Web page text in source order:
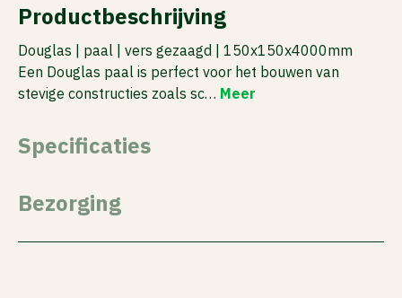
Productbeschrijving
Douglas | paal | vers gezaagd | 150x150x4000mm
Een Douglas paal is perfect voor het bouwen van
stevige constructies zoals sc… Meer
Specificaties
Bezorging